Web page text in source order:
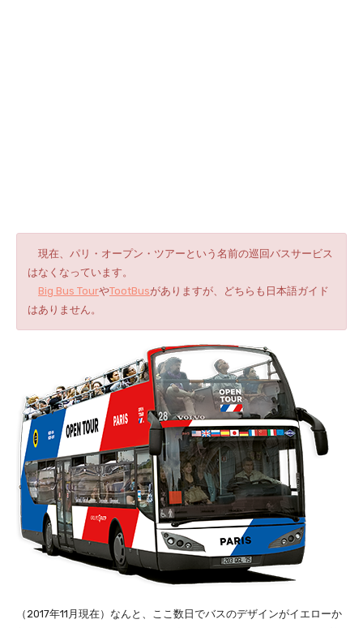
現在、パリ・オープン・ツアーという名前の巡回バスサービス
はなくなっています。
Big Bus TourやTootBusがありますが、どちらも日本語ガイド
はありません。
（2017年11月現在）なんと、ここ数日でバスのデザインがイエローか